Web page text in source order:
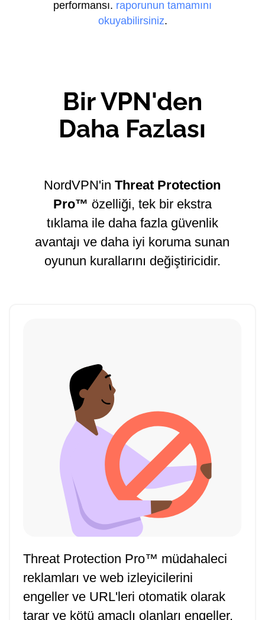
performansı. raporunun tamamını
okuyabilirsiniz.
Bir VPN'den
Daha Fazlası
NordVPN'inThreat Protection
Pro™ özelliği, tek bir ekstra
tıklama ile daha fazla güvenlik
avantajı ve daha iyi koruma sunan
oyunun kurallarını değiştiricidir.
Threat Protection Pro™ müdahaleci
reklamları ve web izleyicilerini
engeller ve URL'leri otomatik olarak
tarar ve kötü amaçlı olanları engeller.